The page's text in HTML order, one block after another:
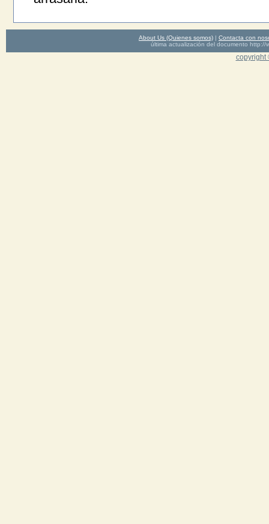
About Us (Quienes somos) | Contacta con
última actualización del documento http://
copyright